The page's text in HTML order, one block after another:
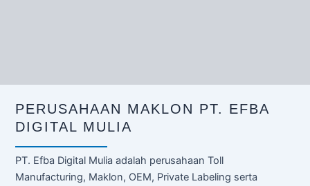
PERUSAHAAN MAKLON PT. EFBA
DIGITAL MULIA
PT. Efba Digital Mulia adalah perusahaan Toll
Manufacturing, Maklon, OEM, Private Labeling serta